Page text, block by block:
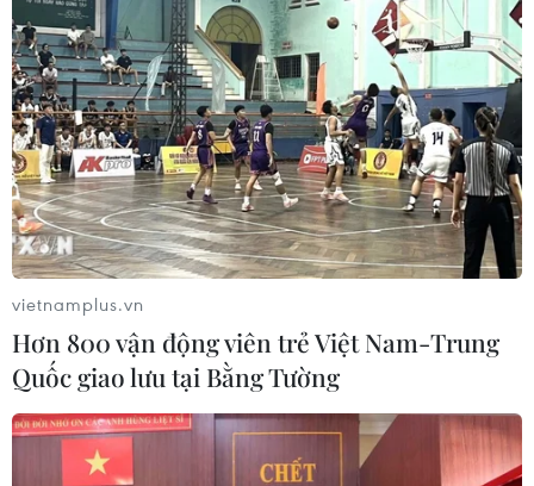
vietnamplus.vn
Hơn 800 vận động viên trẻ Việt Nam-Trung
Quốc giao lưu tại Bằng Tường